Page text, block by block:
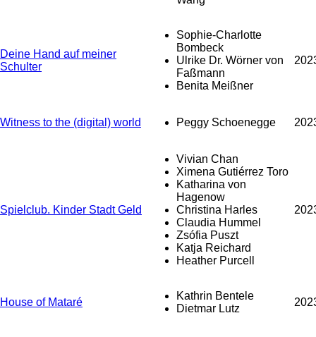
Deine Hand auf meiner
Schulter
Sophie-Charlotte
Bombeck
Ulrike Dr. Wörner von
Faßmann
Benita Meißner
Witness to the (digital) world Peggy Schoenegge
Spielclub. Kinder Stadt Geld
Vivian Chan
Ximena Gutiérrez Toro
Katharina von
Hagenow
Christina Harles
Claudia Hummel
Zsófia Puszt
Katja Reichard
Heather Purcell
House of Mataré
Kathrin Bentele
Dietmar Lutz